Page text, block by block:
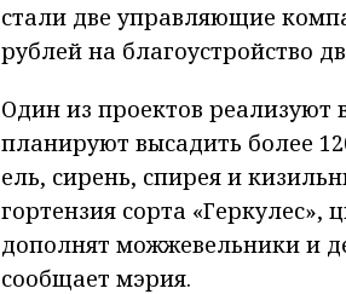
стали две управляющие
рублей на благоустройство
Один из проектов реализуют
планируют высадить более
ель, сирень, спирея и
гортензия сорта
дополнят можжевельники и
сообщает мэрия.